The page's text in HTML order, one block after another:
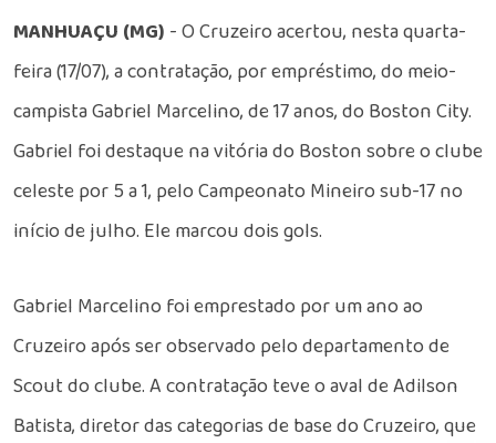
MANHUAÇU (MG) - O Cruzeiro acertou, nesta quarta-
feira (17/07), a contratação, por empréstimo, do meio-
campista Gabriel Marcelino, de 17 anos, do Boston City.
Gabriel foi destaque na vitória do Boston sobre o clube
celeste por 5 a 1, pelo Campeonato Mineiro sub-17 no
início de julho. Ele marcou dois gols.
Gabriel Marcelino foi emprestado por um ano ao
Cruzeiro após ser observado pelo departamento de
Scout do clube. A contratação teve o aval de Adilson
Batista, diretor das categorias de base do Cruzeiro, que